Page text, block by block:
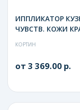
ИППЛИКАТОР
ЧУВСТВ. КОЖИ
КОРТИН
от 3 369.00 р.